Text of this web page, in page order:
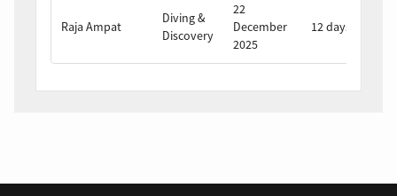
Raja Ampat
Diving &
Discovery
22
December
2025
12 days